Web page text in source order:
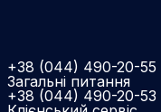
+38 (044) 490-20-55
Загальні питання
+38 (044) 490-20-53